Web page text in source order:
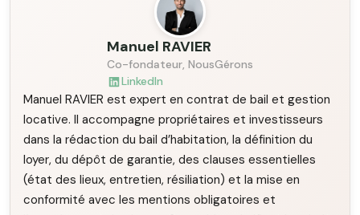
Manuel RAVIER
Co-fondateur, NousGérons
LinkedIn
Manuel RAVIER est expert en contrat de bail et gestion
locative. Il accompagne propriétaires et investisseurs
dans la rédaction du bail d’habitation, la définition du
loyer, du dépôt de garantie, des clauses essentielles
(état des lieux, entretien, résiliation) et la mise en
conformité avec les mentions obligatoires et